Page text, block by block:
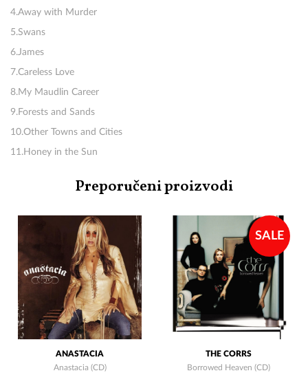
4.Away with Murder
5.Swans
6.James
7.Careless Love
8.My Maudlin Career
9.Forests and Sands
10.Other Towns and Cities
11.Honey in the Sun
Preporučeni proizvodi
ANASTACIA
Anastacia (CD)
SALE
THE CORRS
Borrowed Heaven (CD)